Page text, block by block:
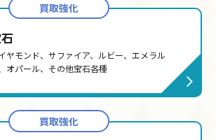
買取強化
ヤモンド、サファイア、ルビー、エメラル
オパール、その他宝石各種
買取強化